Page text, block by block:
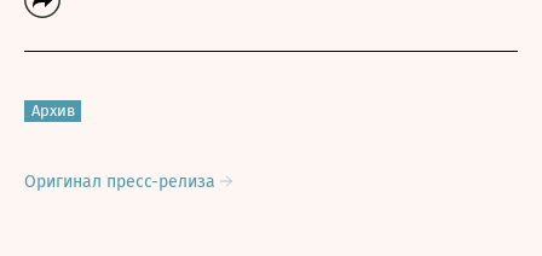
Архив
Оригинал пресс-релиза